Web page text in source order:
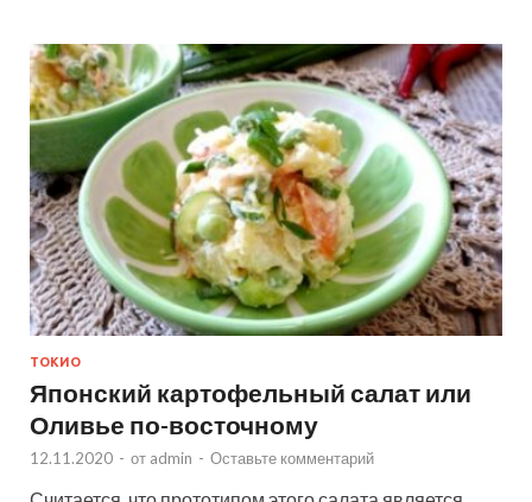
ТОКИО
Японский картофельный салат или
Оливье по-восточному
12.11.2020 - от admin - Оставьте комментарий